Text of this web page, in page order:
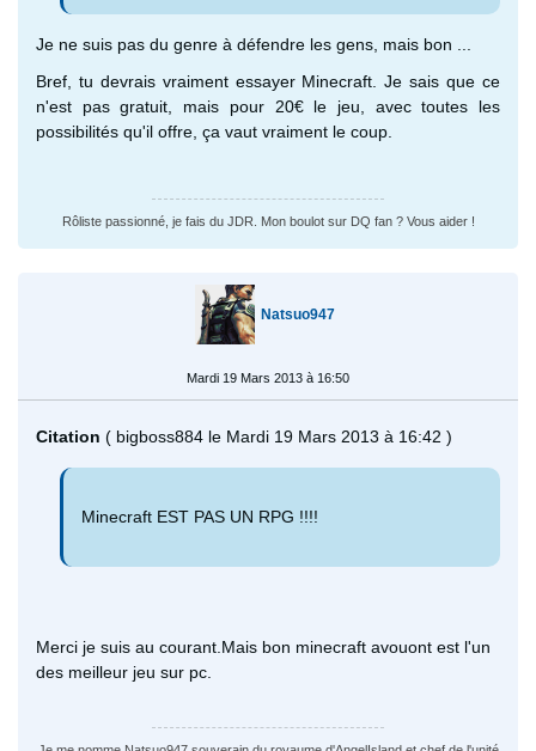
Je ne suis pas du genre à défendre les gens, mais bon ...
Bref, tu devrais vraiment essayer Minecraft. Je sais que ce
n'est pas gratuit, mais pour 20€ le jeu, avec toutes les
possibilités qu'il offre, ça vaut vraiment le coup.
Rôliste passionné, je fais du JDR. Mon boulot sur DQ fan ? Vous aider !
Natsuo947
Mardi 19 Mars 2013 à 16:50
Citation ( bigboss884 le Mardi 19 Mars 2013 à 16:42 )
Minecraft EST PAS UN RPG !!!!
Merci je suis au courant.Mais bon minecraft avouont est l'un
des meilleur jeu sur pc.